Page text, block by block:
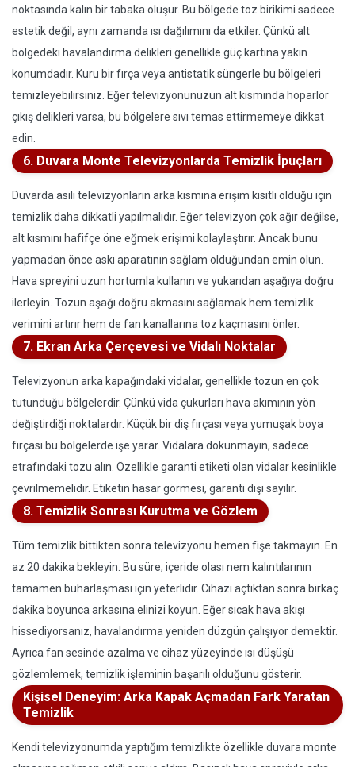
noktasında kalın bir tabaka oluşur. Bu bölgede toz birikimi sadece
estetik değil, aynı zamanda ısı dağılımını da etkiler. Çünkü alt
bölgedeki havalandırma delikleri genellikle güç kartına yakın
konumdadır. Kuru bir fırça veya antistatik süngerle bu bölgeleri
temizleyebilirsiniz. Eğer televizyonunuzun alt kısmında hoparlör
çıkış delikleri varsa, bu bölgelere sıvı temas ettirmemeye dikkat
edin.
6. Duvara Monte Televizyonlarda Temizlik İpuçları
Duvarda asılı televizyonların arka kısmına erişim kısıtlı olduğu için
temizlik daha dikkatli yapılmalıdır. Eğer televizyon çok ağır değilse,
alt kısmını hafifçe öne eğmek erişimi kolaylaştırır. Ancak bunu
yapmadan önce askı aparatının sağlam olduğundan emin olun.
Hava spreyini uzun hortumla kullanın ve yukarıdan aşağıya doğru
ilerleyin. Tozun aşağı doğru akmasını sağlamak hem temizlik
verimini artırır hem de fan kanallarına toz kaçmasını önler.
7. Ekran Arka Çerçevesi ve Vidalı Noktalar
Televizyonun arka kapağındaki vidalar, genellikle tozun en çok
tutunduğu bölgelerdir. Çünkü vida çukurları hava akımının yön
değiştirdiği noktalardır. Küçük bir diş fırçası veya yumuşak boya
fırçası bu bölgelerde işe yarar. Vidalara dokunmayın, sadece
etrafındaki tozu alın. Özellikle garanti etiketi olan vidalar kesinlikle
çevrilmemelidir. Etiketin hasar görmesi, garanti dışı sayılır.
8. Temizlik Sonrası Kurutma ve Gözlem
Tüm temizlik bittikten sonra televizyonu hemen fişe takmayın. En
az 20 dakika bekleyin. Bu süre, içeride olası nem kalıntılarının
tamamen buharlaşması için yeterlidir. Cihazı açtıktan sonra birkaç
dakika boyunca arkasına elinizi koyun. Eğer sıcak hava akışı
hissediyorsanız, havalandırma yeniden düzgün çalışıyor demektir.
Ayrıca fan sesinde azalma ve cihaz yüzeyinde ısı düşüşü
gözlemlemek, temizlik işleminin başarılı olduğunu gösterir.
Kişisel Deneyim: Arka Kapak Açmadan Fark Yaratan
Temizlik
Kendi televizyonumda yaptığım temizlikte özellikle duvara monte